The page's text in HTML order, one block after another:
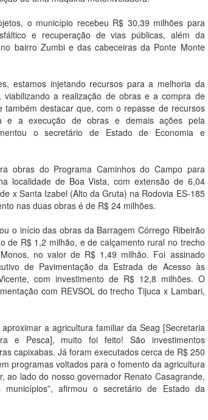
o município recebeu R$ 30,39 milhões para
e recuperação de vias públicas, além da
bairro Zumbi e das cabeceiras da Ponte Monte
estamos injetando recursos para a melhoria da
a realização de obras e a compra de
também destacar que, com o repasse de recursos
e a execução de obras e demais ações pela
o secretário de Estado de Economia e
obras do Programa Caminhos do Campo para
localidade de Boa Vista, com extensão de 6,04
x Santa Izabel (Alto da Gruta) na Rodovia ES-185
nas duas obras é de R$ 24 milhões.
o início das obras da Barragem Córrego Ribeirão
de R$ 1,2 milhão, e de calçamento rural no trecho
no valor de R$ 1,49 milhão. Foi assinado
de Pavimentação da Estrada de Acesso às
com investimento de R$ 12,8 milhões. O
com REVSOL do trecho Tijuca x Lambari,
a agricultura familiar da Seag [Secretaria
e Pesca], muito foi feito! São investimentos
capixabas. Já foram executados cerca de R$ 250
programas voltados para o fomento da agricultura
ao lado do nosso governador Renato Casagrande,
afirmou o secretário de Estado da